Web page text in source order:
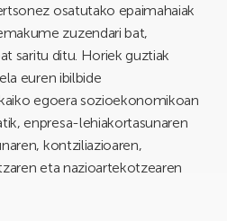
osatutako epaimahaiak
zuzendari bat,
saritu ditu. Horiek guztiak
euren ibilbide
egoera sozioekonomikoan
enpresa-lehiakortasunaren
kontziliazioaren,
eta nazioartekotzearen